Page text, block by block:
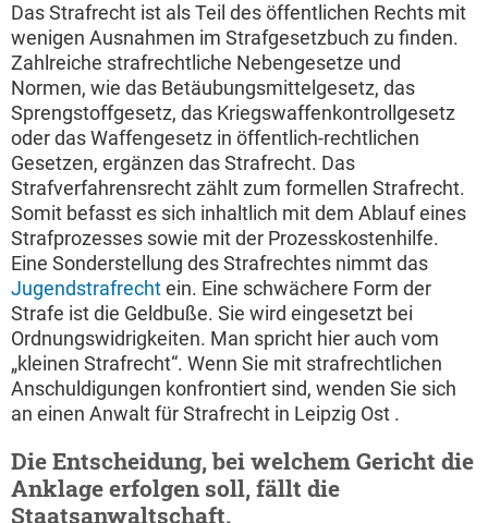
Das Strafrecht ist als Teil des öffentlichen Rechts mit
wenigen Ausnahmen im Strafgesetzbuch zu finden.
Zahlreiche strafrechtliche Nebengesetze und
Normen, wie das Betäubungsmittelgesetz, das
Sprengstoffgesetz, das Kriegswaffenkontrollgesetz
oder das Waffengesetz in öffentlich-rechtlichen
Gesetzen, ergänzen das Strafrecht. Das
Strafverfahrensrecht zählt zum formellen Strafrecht.
Somit befasst es sich inhaltlich mit dem Ablauf eines
Strafprozesses sowie mit der Prozesskostenhilfe.
Eine Sonderstellung des Strafrechtes nimmt das
Jugendstrafrechtein. Eine schwächere Form der
Strafe ist die Geldbuße. Sie wird eingesetzt bei
Ordnungswidrigkeiten. Man spricht hier auch vom
„kleinen Strafrecht“. Wenn Sie mit strafrechtlichen
Anschuldigungen konfrontiert sind, wenden Sie sich
an einen Anwalt für Strafrecht in Leipzig Ost .
Die Entscheidung, bei welchem Gericht die
Anklage erfolgen soll, fällt die
Staatsanwaltschaft.